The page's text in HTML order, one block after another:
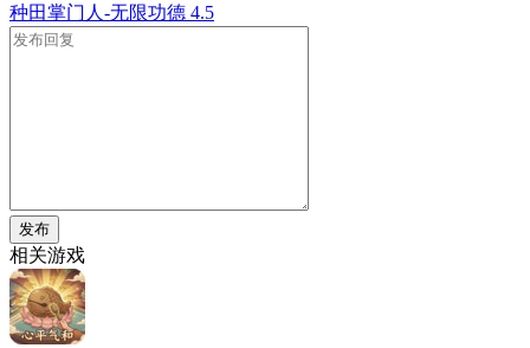
种田掌门人-无限功德 4.5
发布
相关游戏